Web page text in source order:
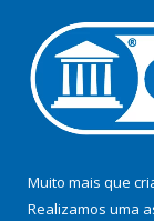
Muito mais que
Realizamos uma